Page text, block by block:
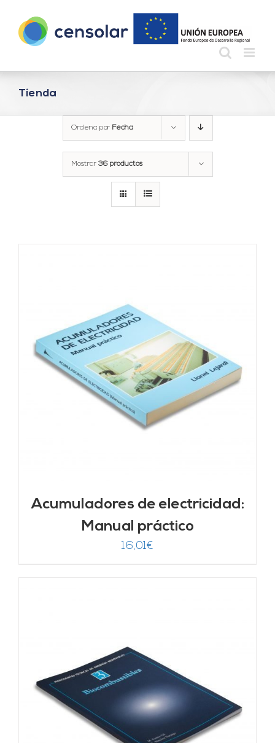
contenido
Tienda
Ordena por Fecha
Mostrar 36 productos
Acumuladores de electricidad:
Manual práctico
16,01€